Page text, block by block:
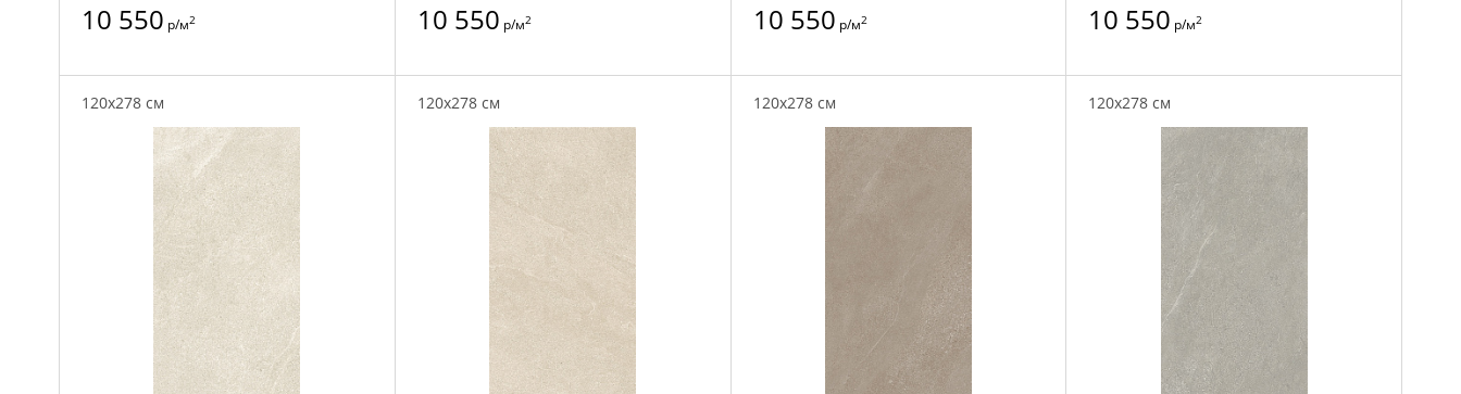
10 550 р/м2 10 550 р/м2 10 550 р/м2 10 550 р/м2
120x278 см 120x278 см 120x278 см 120x278 см